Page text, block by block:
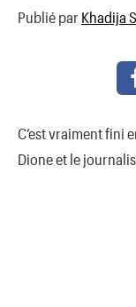
Publié par Khadija
C’est vraiment fini
Dione et le